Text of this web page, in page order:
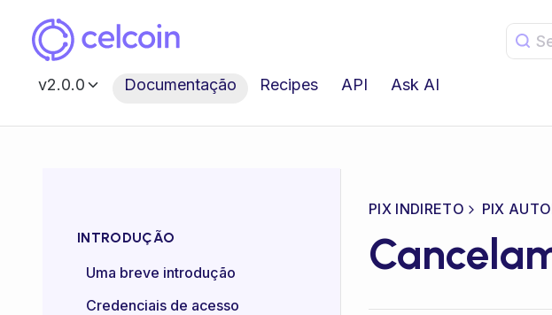
v2.0.0 Documentação Recipes API Ask AI
INTRODUÇÃO
Uma breve introdução
Credenciais de acesso
PIX INDIRETO PIX